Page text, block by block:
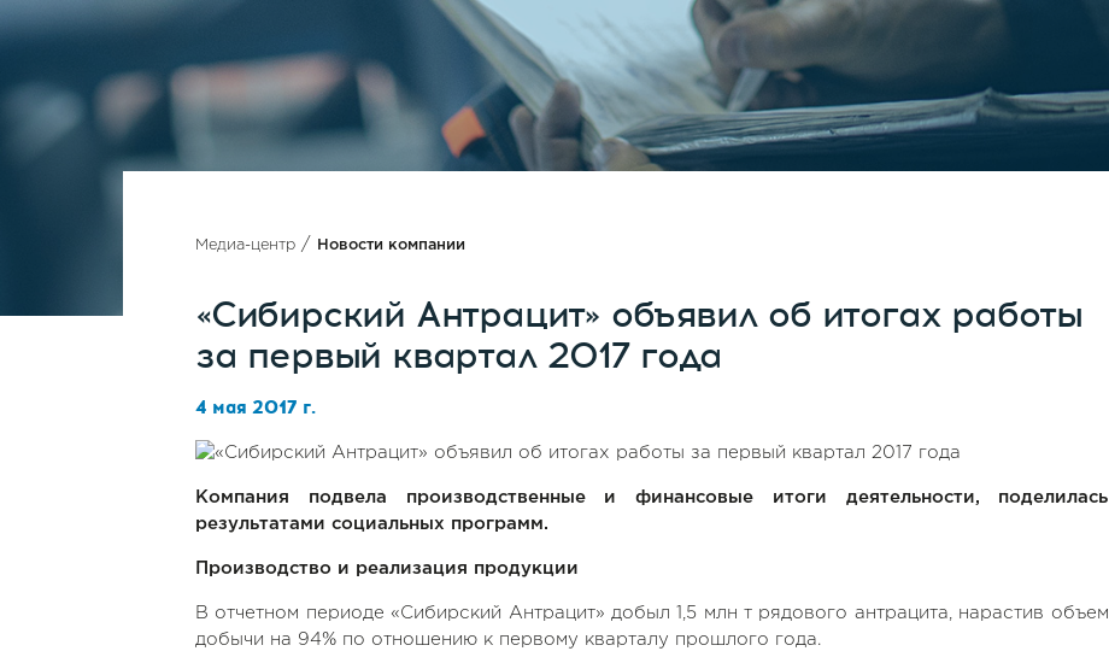
Медиа-центр / Новости компании
«Сибирский Антрацит» объявил об итогах работы
за первый квартал 2017 года
4 мая 2017 г.
Компания подвела производственные и финансовые итоги деятельности, поделилась
результатами социальных программ.
Производство и реализация продукции
В отчетном периоде «Сибирский Антрацит» добыл 1,5 млн т рядового антрацита, нарастив объем
добычи на 94% по отношению к первому кварталу прошлого года.